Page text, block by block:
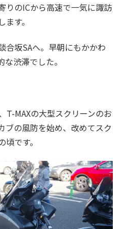
りのICから高速で一気に諏訪
す。
合坂SAへ。早朝にもかかわ
渋滞でした。
T-MAXの大型スクリーンのお
ブの風防を始め、改めてスク
です。